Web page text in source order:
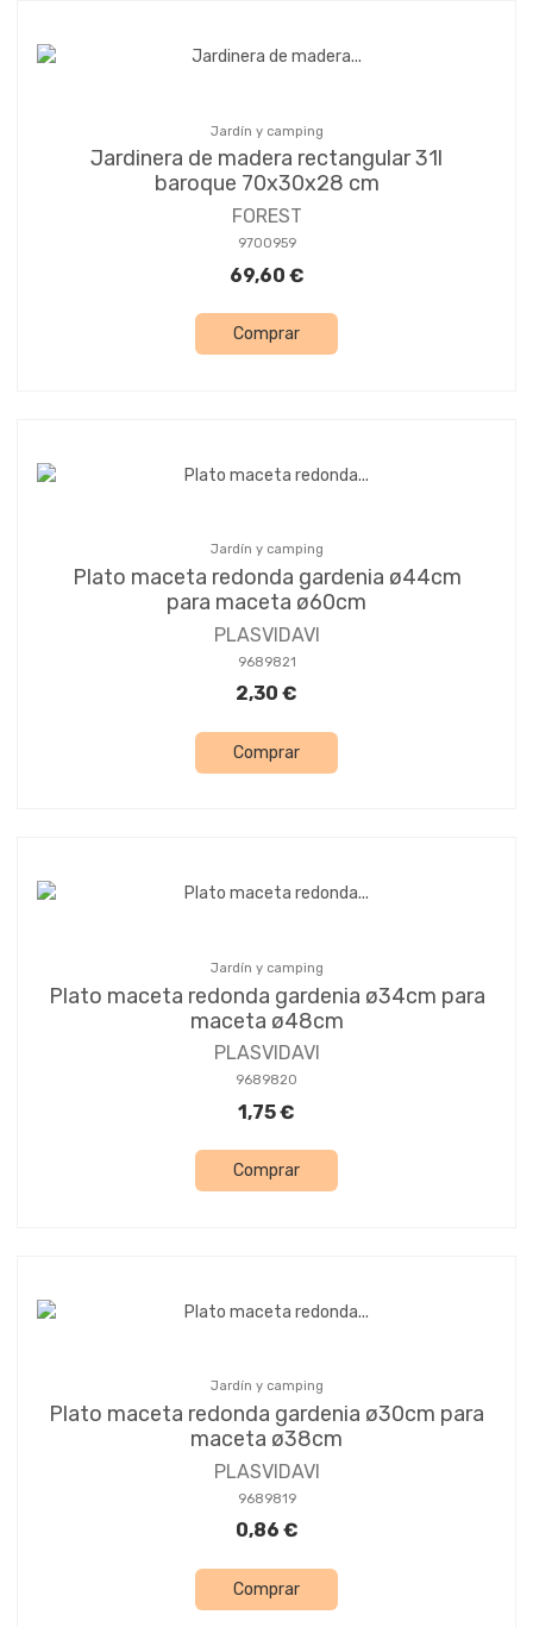
Jardín y camping
Jardinera de madera rectangular 31l
baroque 70x30x28 cm
FOREST
9700959
69,60 €
Comprar
Jardín y camping
Plato maceta redonda gardenia ø44cm
para maceta ø60cm
PLASVIDAVI
9689821
2,30 €
Comprar
Jardín y camping
Plato maceta redonda gardenia ø34cm para
maceta ø48cm
PLASVIDAVI
9689820
1,75 €
Comprar
Jardín y camping
Plato maceta redonda gardenia ø30cm para
maceta ø38cm
PLASVIDAVI
9689819
0,86 €
Comprar